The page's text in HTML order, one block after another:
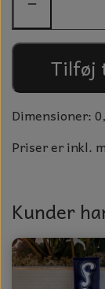
GLAS
Tilføj
Dimensioner:
Priser er inkl.
Kunder